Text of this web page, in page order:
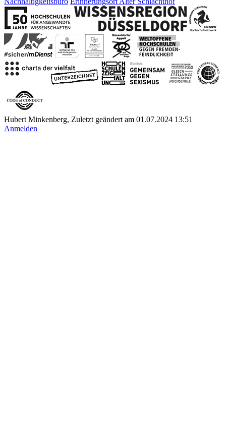
Hubert Minkenberg, Zuletzt geändert am 01.07.2024 13:51
Anmelden